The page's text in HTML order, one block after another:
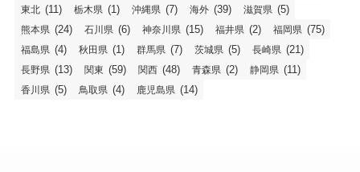
東北 (11) 栃木県 (1) 沖縄県 (7) 海外 (39) 滋賀県 (5)
熊本県 (24) 石川県 (6) 神奈川県 (15) 福井県 (2) 福岡県 (75)
福島県 (4) 秋田県 (1) 群馬県 (7) 茨城県 (5) 長崎県 (21)
長野県 (13) 関東 (59) 関西 (48) 青森県 (2) 静岡県 (11)
香川県 (5) 鳥取県 (4) 鹿児島県 (14)